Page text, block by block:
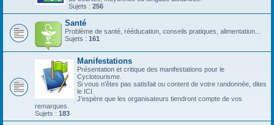
Sujets : 256
Santé
Problème de santé, rééducation, conseils pratiques, alimentation...
Sujets : 161
Manifestations
Présentation et critique des manifestations pour le
Cyclotourisme.
Si vous n'êtes pas satisfait ou content de votre randonnée, dites
le ICI.
J'espère que les organisateurs tiendront compte de vos
remarques.
Sujets : 183